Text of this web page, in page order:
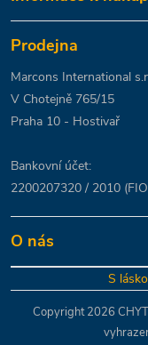
Prodejna
Marcons International
V Chotejně 765/15
Praha 10 - Hostivař
Bankovní účet:
2200207320 / 2010
O nás
S
Copyright 2026